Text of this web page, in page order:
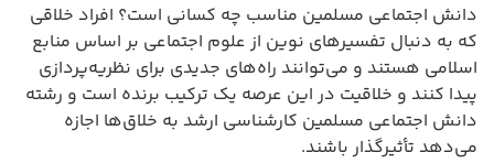
دانش اجتماعی مسلمین مناسب چه کسانی است؟ افراد خلاقی
که به دنبال تفسیرهای نوین از علوم اجتماعی بر اساس منابع
اسلامی هستند و می‌توانند راه‌های جدیدی برای نظریه‌پردازی
پیدا کنند و خلاقیت در این عرصه یک ترکیب برنده است و رشته
دانش اجتماعی مسلمین کارشناسی ارشد به خلاق‌ها اجازه
می‌دهد تأثیرگذار باشند.